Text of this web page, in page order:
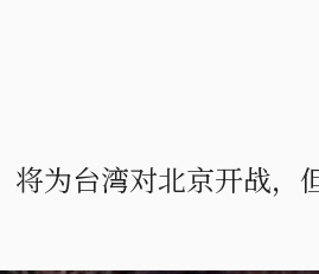
为台湾对北京开战，